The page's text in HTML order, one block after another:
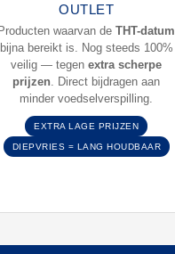
OUTLET
waarvan deTHT-datum
bijna bereikt is. Nog steeds 100%
veilig — tegenextra scherpe
prijzen . Direct bijdragen aan
minder voedselverspilling.
EXTRA LAGE PRIJZEN
DIEPVRIES = LANG HOUDBAAR